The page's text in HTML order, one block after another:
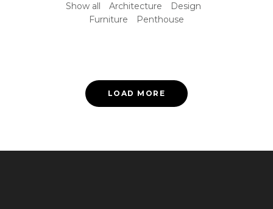
Show all Architecture
Design
Furniture
Penthouse
LOAD MORE